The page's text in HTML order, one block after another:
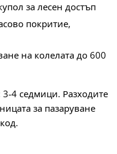
за лесен достъп
покритие,
на колелата до 600
4 седмици. Разходите
за пазаруване